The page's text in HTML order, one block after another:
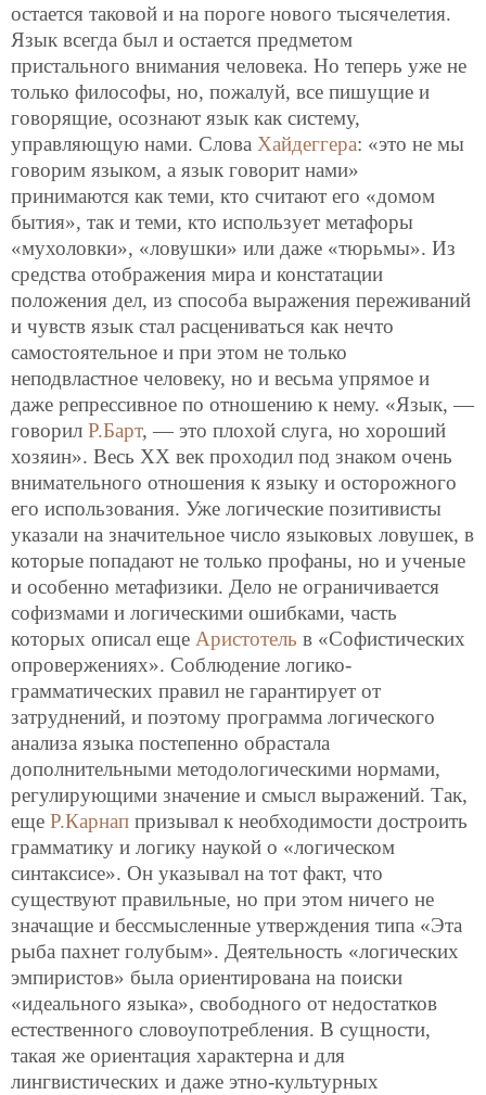
остается таковой и на пороге нового тысячелетия.
Язык всегда был и остается предметом
пристального внимания человека. Но теперь уже не
только философы, но, пожалуй, все пишущие и
говорящие, осознают язык как систему,
управляющую нами. Слова Хайдеггера: «это не мы
говорим языком, а язык говорит нами»
принимаются как теми, кто считают его «домом
бытия», так и теми, кто использует метафоры
«мухоловки», «ловушки» или даже «тюрьмы». Из
средства отображения мира и констатации
положения дел, из способа выражения переживаний
и чувств язык стал расцениваться как нечто
самостоятельное и при этом не только
неподвластное человеку, но и весьма упрямое и
даже репрессивное по отношению к нему. «Язык, —
говорил Р.Барт, — это плохой слуга, но хороший
хозяин». Весь ХХ век проходил под знаком очень
внимательного отношения к языку и осторожного
его использования. Уже логические позитивисты
указали на значительное число языковых ловушек, в
которые попадают не только профаны, но и ученые
и особенно метафизики. Дело не ограничивается
софизмами и логическими ошибками, часть
которых описал еще Аристотель в «Софистических
опровержениях». Соблюдение логико-
грамматических правил не гарантирует от
затруднений, и поэтому программа логического
анализа языка постепенно обрастала
дополнительными методологическими нормами,
регулирующими значение и смысл выражений. Так,
еще Р.Карнап призывал к необходимости достроить
грамматику и логику наукой о «логическом
синтаксисе». Он указывал на тот факт, что
существуют правильные, но при этом ничего не
значащие и бессмысленные утверждения типа «Эта
рыба пахнет голубым». Деятельность «логических
эмпиристов» была ориентирована на поиски
«идеального языка», свободного от недостатков
естественного словоупотребления. В сущности,
такая же ориентация характерна и для
лингвистических и даже этно-культурных